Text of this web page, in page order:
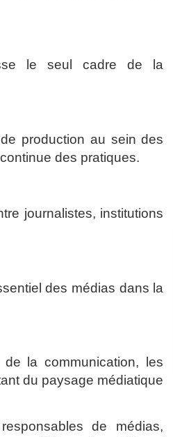
le seul cadre de la
production au sein des
des pratiques.
journalistes, institutions
des médias dans la
la communication, les
du paysage médiatique
de médias,